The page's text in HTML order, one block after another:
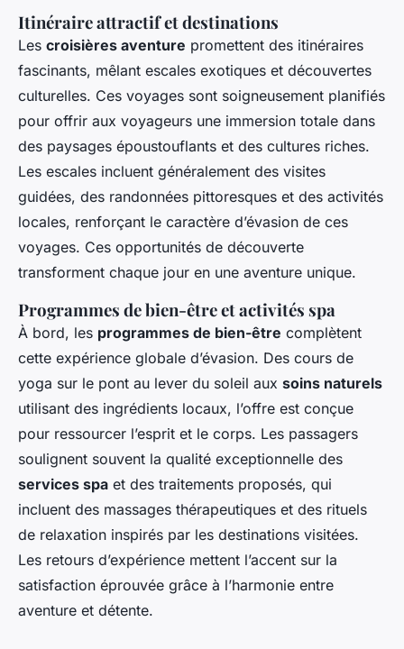
Itinéraire attractif et destinations
Les croisières aventure promettent des itinéraires
fascinants, mêlant escales exotiques et découvertes
culturelles. Ces voyages sont soigneusement planifiés
pour offrir aux voyageurs une immersion totale dans
des paysages époustouflants et des cultures riches.
Les escales incluent généralement des visites
guidées, des randonnées pittoresques et des activités
locales, renforçant le caractère d’évasion de ces
voyages. Ces opportunités de découverte
transforment chaque jour en une aventure unique.
Programmes de bien-être et activités spa
À bord, les programmes de bien-être complètent
cette expérience globale d’évasion. Des cours de
yoga sur le pont au lever du soleil aux soins naturels
utilisant des ingrédients locaux, l’offre est conçue
pour ressourcer l’esprit et le corps. Les passagers
soulignent souvent la qualité exceptionnelle des
services spa et des traitements proposés, qui
incluent des massages thérapeutiques et des rituels
de relaxation inspirés par les destinations visitées.
Les retours d’expérience mettent l’accent sur la
satisfaction éprouvée grâce à l’harmonie entre
aventure et détente.